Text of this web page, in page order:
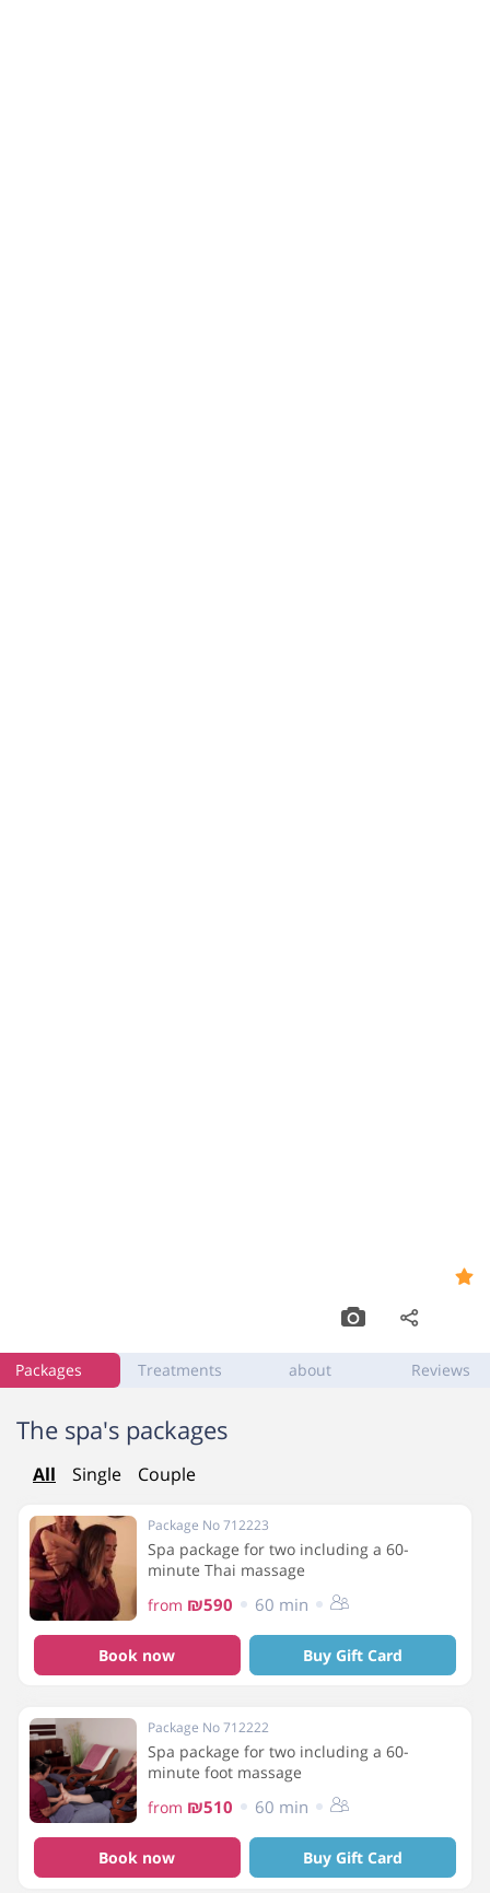
Packages Treatments about Reviews
The spa's packages
All Single Couple
Package No 712223
Spa package for two including a 60-
minute Thai massage
from ₪590 60 min
Book now Buy Gift Card
Package No 712222
Spa package for two including a 60-
minute foot massage
from ₪510 60 min
Book now Buy Gift Card